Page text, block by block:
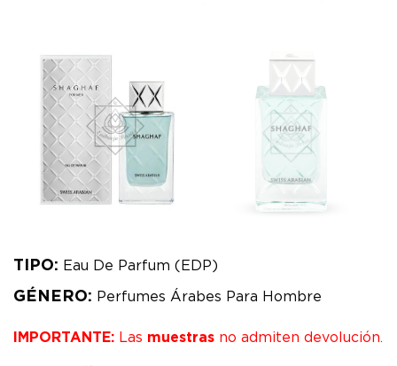
TIPO: Eau De Parfum (EDP)
GÉNERO: Perfumes Árabes Para Hombre
IMPORTANTE: Las muestras no admiten devolución.